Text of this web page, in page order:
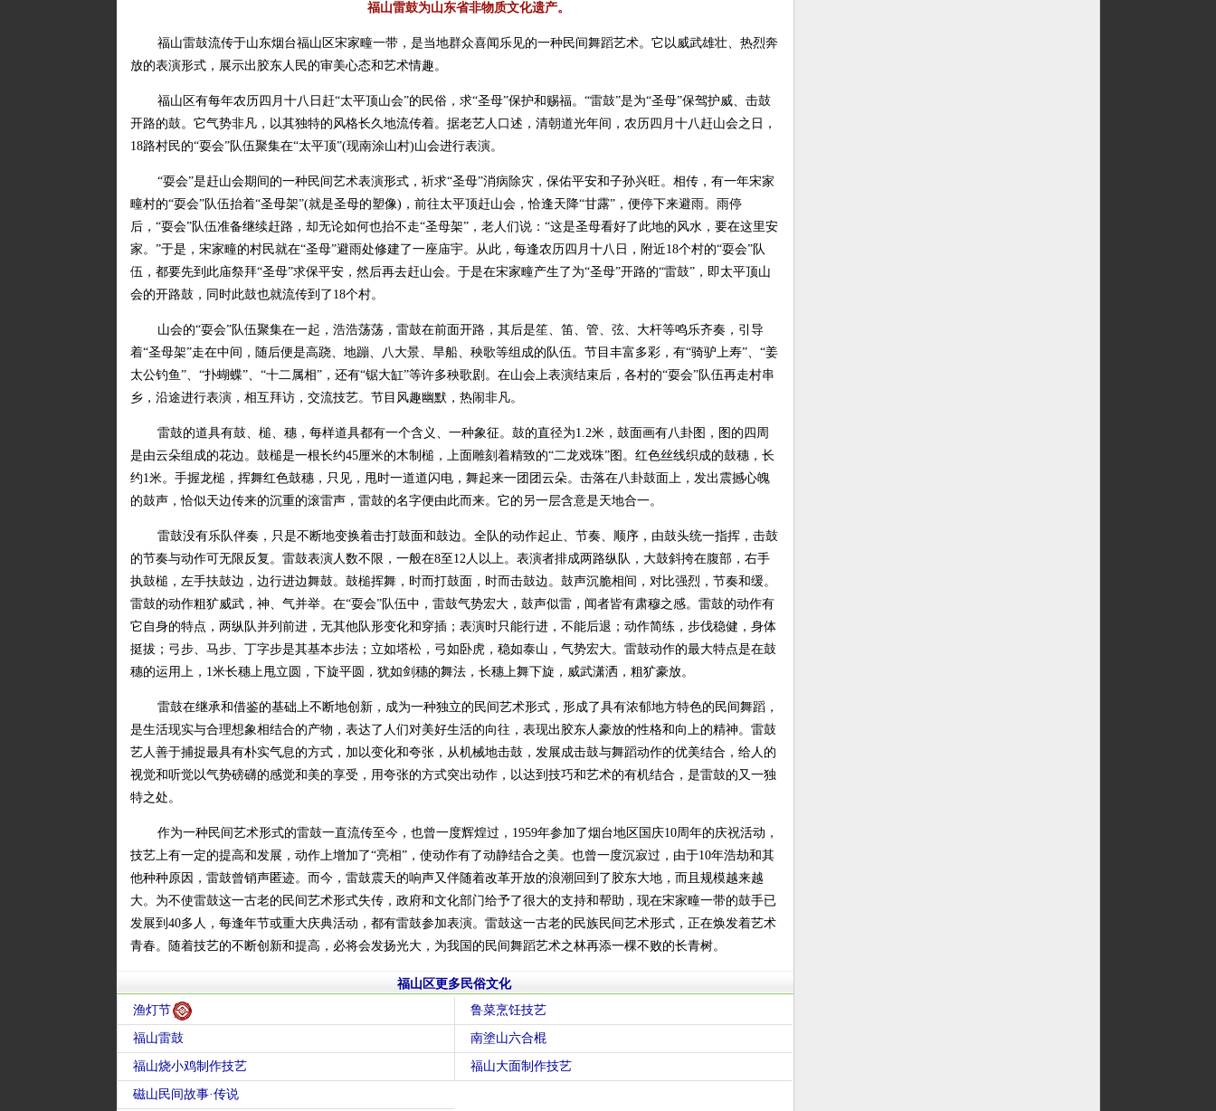
福山雷鼓为山东省非物质文化遗产。
福山雷鼓流传于山东烟台福山区宋家疃一带，是当地群众喜闻乐见的一种民间舞蹈艺术。它以威武雄壮、热烈奔
放的表演形式，展示出胶东人民的审美心态和艺术情趣。
福山区有每年农历四月十八日赶“太平顶山会”的民俗，求“圣母”保护和赐福。“雷鼓”是为“圣母”保驾护威、击鼓
开路的鼓。它气势非凡，以其独特的风格长久地流传着。据老艺人口述，清朝道光年间，农历四月十八赶山会之日，
18路村民的“耍会”队伍聚集在“太平顶”(现南涂山村)山会进行表演。
“耍会”是赶山会期间的一种民间艺术表演形式，祈求“圣母”消病除灾，保佑平安和子孙兴旺。相传，有一年宋家
疃村的“耍会”队伍抬着“圣母架”(就是圣母的塑像)，前往太平顶赶山会，恰逢天降“甘露”，便停下来避雨。雨停
后，“耍会”队伍准备继续赶路，却无论如何也抬不走“圣母架”，老人们说：“这是圣母看好了此地的风水，要在这里安
家。”于是，宋家疃的村民就在“圣母”避雨处修建了一座庙宇。从此，每逢农历四月十八日，附近18个村的“耍会”队
伍，都要先到此庙祭拜“圣母”求保平安，然后再去赶山会。于是在宋家疃产生了为“圣母”开路的“雷鼓”，即太平顶山
会的开路鼓，同时此鼓也就流传到了18个村。
山会的“耍会”队伍聚集在一起，浩浩荡荡，雷鼓在前面开路，其后是笙、笛、管、弦、大杆等鸣乐齐奏，引导
着“圣母架”走在中间，随后便是高跷、地蹦、八大景、旱船、秧歌等组成的队伍。节目丰富多彩，有“骑驴上寿”、“姜
太公钓鱼”、“扑蝴蝶”、“十二属相”，还有“锯大缸”等许多秧歌剧。在山会上表演结束后，各村的“耍会”队伍再走村串
乡，沿途进行表演，相互拜访，交流技艺。节目风趣幽默，热闹非凡。
雷鼓的道具有鼓、槌、穗，每样道具都有一个含义、一种象征。鼓的直径为1.2米，鼓面画有八卦图，图的四周
是由云朵组成的花边。鼓槌是一根长约45厘米的木制槌，上面雕刻着精致的“二龙戏珠”图。红色丝线织成的鼓穗，长
约1米。手握龙槌，挥舞红色鼓穗，只见，甩时一道道闪电，舞起来一团团云朵。击落在八卦鼓面上，发出震撼心魄
的鼓声，恰似天边传来的沉重的滚雷声，雷鼓的名字便由此而来。它的另一层含意是天地合一。
雷鼓没有乐队伴奏，只是不断地变换着击打鼓面和鼓边。全队的动作起止、节奏、顺序，由鼓头统一指挥，击鼓
的节奏与动作可无限反复。雷鼓表演人数不限，一般在8至12人以上。表演者排成两路纵队，大鼓斜挎在腹部，右手
执鼓槌，左手扶鼓边，边行进边舞鼓。鼓槌挥舞，时而打鼓面，时而击鼓边。鼓声沉脆相间，对比强烈，节奏和缓。
雷鼓的动作粗犷威武，神、气并举。在“耍会”队伍中，雷鼓气势宏大，鼓声似雷，闻者皆有肃穆之感。雷鼓的动作有
它自身的特点，两纵队并列前进，无其他队形变化和穿插；表演时只能行进，不能后退；动作简练，步伐稳健，身体
挺拔；弓步、马步、丁字步是其基本步法；立如塔松，弓如卧虎，稳如泰山，气势宏大。雷鼓动作的最大特点是在鼓
穗的运用上，1米长穗上甩立圆，下旋平圆，犹如剑穗的舞法，长穗上舞下旋，威武潇洒，粗犷豪放。
雷鼓在继承和借鉴的基础上不断地创新，成为一种独立的民间艺术形式，形成了具有浓郁地方特色的民间舞蹈，
是生活现实与合理想象相结合的产物，表达了人们对美好生活的向往，表现出胶东人豪放的性格和向上的精神。雷鼓
艺人善于捕捉最具有朴实气息的方式，加以变化和夸张，从机械地击鼓，发展成击鼓与舞蹈动作的优美结合，给人的
视觉和听觉以气势磅礴的感觉和美的享受，用夸张的方式突出动作，以达到技巧和艺术的有机结合，是雷鼓的又一独
特之处。
作为一种民间艺术形式的雷鼓一直流传至今，也曾一度辉煌过，1959年参加了烟台地区国庆10周年的庆祝活动，
技艺上有一定的提高和发展，动作上增加了“亮相”，使动作有了动静结合之美。也曾一度沉寂过，由于10年浩劫和其
他种种原因，雷鼓曾销声匿迹。而今，雷鼓震天的响声又伴随着改革开放的浪潮回到了胶东大地，而且规模越来越
大。为不使雷鼓这一古老的民间艺术形式失传，政府和文化部门给予了很大的支持和帮助，现在宋家疃一带的鼓手已
发展到40多人，每逢年节或重大庆典活动，都有雷鼓参加表演。雷鼓这一古老的民族民间艺术形式，正在焕发着艺术
青春。随着技艺的不断创新和提高，必将会发扬光大，为我国的民间舞蹈艺术之林再添一棵不败的长青树。
福山区更多民俗文化
渔灯节
鲁菜烹饪技艺
福山雷鼓 南塗山六合棍
福山烧小鸡制作技艺 福山大面制作技艺
磁山民间故事·传说